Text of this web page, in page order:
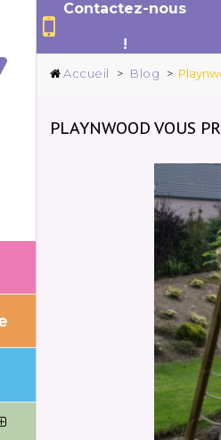
Contactez-nous
!
Accueil > Blog >
PLAYNWOOD VOUS